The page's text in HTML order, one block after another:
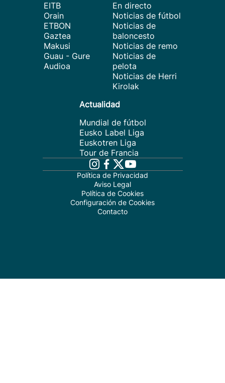
EITB
Orain
ETBON
Gaztea
Makusi
Guau - Gure
Audioa
En directo
Noticias de fútbol
Noticias de
baloncesto
Noticias de remo
Noticias de
pelota
Noticias de Herri
Kirolak
Actualidad
Mundial de fútbol
Eusko Label Liga
Euskotren Liga
Tour de Francia
Política de Privacidad
Aviso Legal
Política de Cookies
Configuración de Cookies
Contacto